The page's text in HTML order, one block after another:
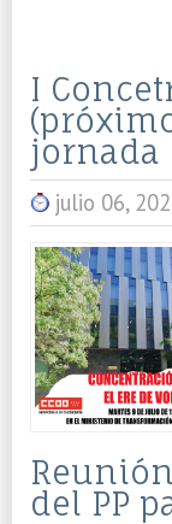
I
jornada
julio 06,
del PP